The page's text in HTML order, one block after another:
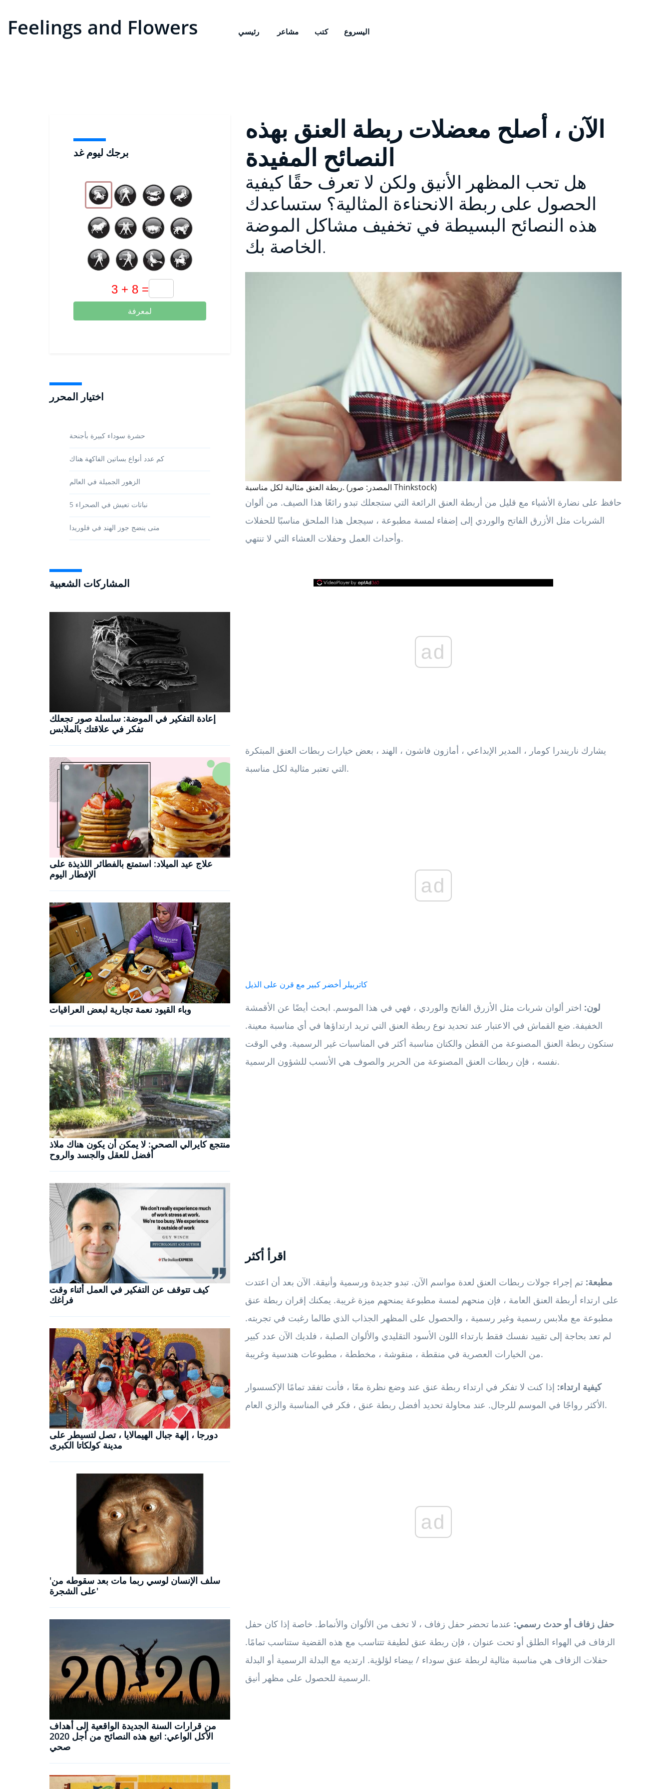
Feelings and Flowers رئيسي مشاعر كتب اليسروع
برجك ليوم غد
لمعرفة
اختيار المحرر
حشرة سوداء كبيرة بأجنحة
كم عدد أنواع بساتين الفاكهة هناك
الزهور الجميلة في العالم
5 نباتات تعيش في الصحراء
متى ينضج جوز الهند في فلوريدا
المشاركات الشعبية
إعادة التفكير في الموضة: سلسلة صور تجعلك
تفكر في علاقتك بالملابس
علاج عيد الميلاد: استمتع بالفطائر اللذيذة على
الإفطار اليوم
وباء القيود نعمة تجارية لبعض العراقيات
منتجع كايرالي الصحي: لا يمكن أن يكون هناك ملاذ
أفضل للعقل والجسد والروح
كيف تتوقف عن التفكير في العمل أثناء وقت
فراغك
دورجا ، إلهة جبال الهيمالايا ، تصل لتسيطر على
مدينة كولكاتا الكبرى
'سلف الإنسان لوسي ربما مات بعد سقوطه من
على الشجرة'
من قرارات السنة الجديدة الواقعية إلى أهداف
الأكل الواعي: اتبع هذه النصائح من أجل 2020
صحي
الآن ، أصلح معضلات ربطة العنق بهذه
النصائح المفيدة
هل تحب المظهر الأنيق ولكن لا تعرف حقًا كيفية
الحصول على ربطة الانحناءة المثالية؟ ستساعدك
هذه النصائح البسيطة في تخفيف مشاكل الموضة
الخاصة بك.
ربطة العنق مثالية لكل مناسبة. (المصدر: صور Thinkstock)
حافظ على نضارة الأشياء مع قليل من أربطة العنق الرائعة التي ستجعلك تبدو رائعًا هذا الصيف. من ألوان
الشربات مثل الأزرق الفاتح والوردي إلى إضفاء لمسة مطبوعة ، سيجعل هذا الملحق مناسبًا للحفلات
وأحداث العمل وحفلات العشاء التي لا تنتهي.
ad
يشارك ناريندرا كومار ، المدير الإبداعي ، أمازون فاشون ، الهند ، بعض خيارات ربطات العنق المبتكرة
التي تعتبر مثالية لكل مناسبة.
ad
كاتربيلر أخضر كبير مع قرن على الذيل
لون: اختر ألوان شربات مثل الأزرق الفاتح والوردي ، فهي في هذا الموسم. ابحث أيضًا عن الأقمشة
الخفيفة. ضع القماش في الاعتبار عند تحديد نوع ربطة العنق التي تريد ارتداؤها في أي مناسبة معينة.
ستكون ربطة العنق المصنوعة من القطن والكتان مناسبة أكثر في المناسبات غير الرسمية. وفي الوقت
نفسه ، فإن ربطات العنق المصنوعة من الحرير والصوف هي الأنسب للشؤون الرسمية.
اقرأ أكثر
مطبعة: تم إجراء جولات ربطات العنق لعدة مواسم الآن. تبدو جديدة ورسمية وأنيقة. الآن بعد أن اعتدت
على ارتداء أربطة العنق العامة ، فإن منحهم لمسة مطبوعة يمنحهم ميزة غريبة. يمكنك إقران ربطة عنق
مطبوعة مع ملابس رسمية وغير رسمية ، والحصول على المظهر الجذاب الذي طالما رغبت في تجربته.
لم تعد بحاجة إلى تقييد نفسك فقط بارتداء اللون الأسود التقليدي والألوان الصلبة ، فلديك الآن عدد كبير
من الخيارات العصرية في منقطة ، منقوشة ، مخططة ، مطبوعات هندسية وغريبة.
كيفية ارتداء: إذا كنت لا تفكر في ارتداء ربطة عنق عند وضع نظرة معًا ، فأنت تفقد تمامًا الإكسسوار
الأكثر رواجًا في الموسم للرجال. عند محاولة تحديد أفضل ربطة عنق ، فكر في المناسبة والزي العام.
ad
حفل زفاف أو حدث رسمي: عندما تحضر حفل زفاف ، لا تخف من الألوان والأنماط. خاصة إذا كان حفل
الزفاف في الهواء الطلق أو تحت عنوان ، فإن ربطة عنق لطيفة تتناسب مع هذه القضية ستناسب تمامًا.
حفلات الزفاف هي مناسبة مثالية لربطة عنق سوداء / بيضاء لؤلؤية. ارتديه مع البدلة الرسمية أو البدلة
الرسمية للحصول على مظهر أنيق.